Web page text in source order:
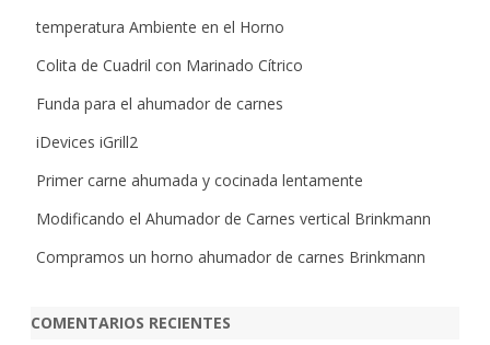
temperatura Ambiente en el Horno
Colita de Cuadril con Marinado Cítrico
Funda para el ahumador de carnes
iDevices iGrill2
Primer carne ahumada y cocinada lentamente
Modificando el Ahumador de Carnes vertical Brinkmann
Compramos un horno ahumador de carnes Brinkmann
COMENTARIOS RECIENTES